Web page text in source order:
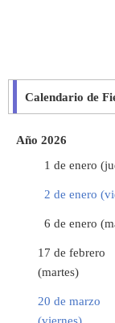
Calendario de
Año 2026
1 de enero
2 de enero
6 de enero
17 de febrero
(martes)
20 de marzo
(viernes)